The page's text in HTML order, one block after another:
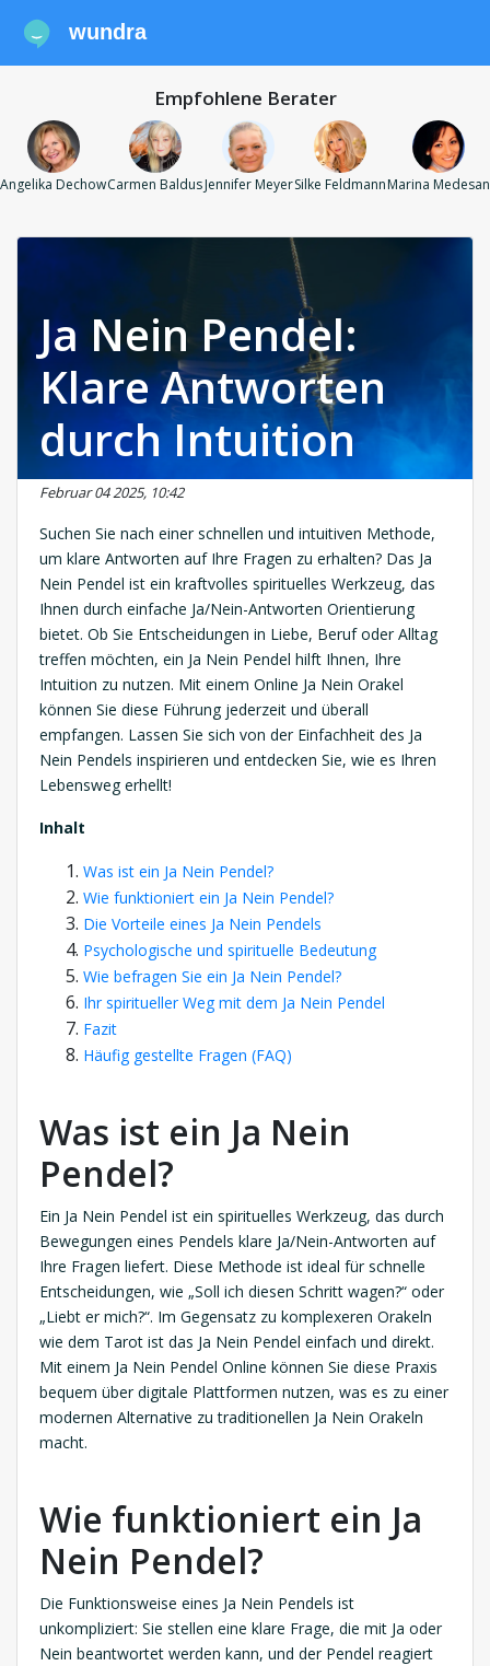
wundra
Empfohlene Berater
Angelika DechowCarmen BaldusJennifer MeyerSilke FeldmannMarina Medesan
Ja Nein Pendel:
Klare Antworten
durch Intuition
Februar 04 2025, 10:42
Suchen Sie nach einer schnellen und intuitiven Methode,
um klare Antworten auf Ihre Fragen zu erhalten? Das Ja
Nein Pendel ist ein kraftvolles spirituelles Werkzeug, das
Ihnen durch einfache Ja/Nein-Antworten Orientierung
bietet. Ob Sie Entscheidungen in Liebe, Beruf oder Alltag
treffen möchten, ein Ja Nein Pendel hilft Ihnen, Ihre
Intuition zu nutzen. Mit einem Online Ja Nein Orakel
können Sie diese Führung jederzeit und überall
empfangen. Lassen Sie sich von der Einfachheit des Ja
Nein Pendels inspirieren und entdecken Sie, wie es Ihren
Lebensweg erhellt!
Inhalt
Was ist ein Ja Nein Pendel?
Wie funktioniert ein Ja Nein Pendel?
Die Vorteile eines Ja Nein Pendels
Psychologische und spirituelle Bedeutung
Wie befragen Sie ein Ja Nein Pendel?
Ihr spiritueller Weg mit dem Ja Nein Pendel
Fazit
Häufig gestellte Fragen (FAQ)
Was ist ein Ja Nein
Pendel?
Ein Ja Nein Pendel ist ein spirituelles Werkzeug, das durch
Bewegungen eines Pendels klare Ja/Nein-Antworten auf
Ihre Fragen liefert. Diese Methode ist ideal für schnelle
Entscheidungen, wie „Soll ich diesen Schritt wagen?“ oder
„Liebt er mich?“. Im Gegensatz zu komplexeren Orakeln
wie dem Tarot ist das Ja Nein Pendel einfach und direkt.
Mit einem Ja Nein Pendel Online können Sie diese Praxis
bequem über digitale Plattformen nutzen, was es zu einer
modernen Alternative zu traditionellen Ja Nein Orakeln
macht.
Wie funktioniert ein Ja
Nein Pendel?
Die Funktionsweise eines Ja Nein Pendels ist
unkompliziert: Sie stellen eine klare Frage, die mit Ja oder
Nein beantwortet werden kann, und der Pendel reagiert